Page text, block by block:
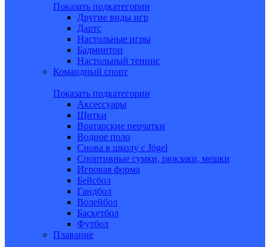
Показать подкатегории
Другие виды игр
Дартс
Настольные игры
Бадминтон
Настольный теннис
Командный спорт
Показать подкатегории
Аксессуары
Щитки
Вратарские перчатки
Водное поло
Снова в школу c Jögel
Спортивные сумки, рюкзаки, мешки
Игровая форма
Бейсбол
Гандбол
Волейбол
Баскетбол
Футбол
Плавание